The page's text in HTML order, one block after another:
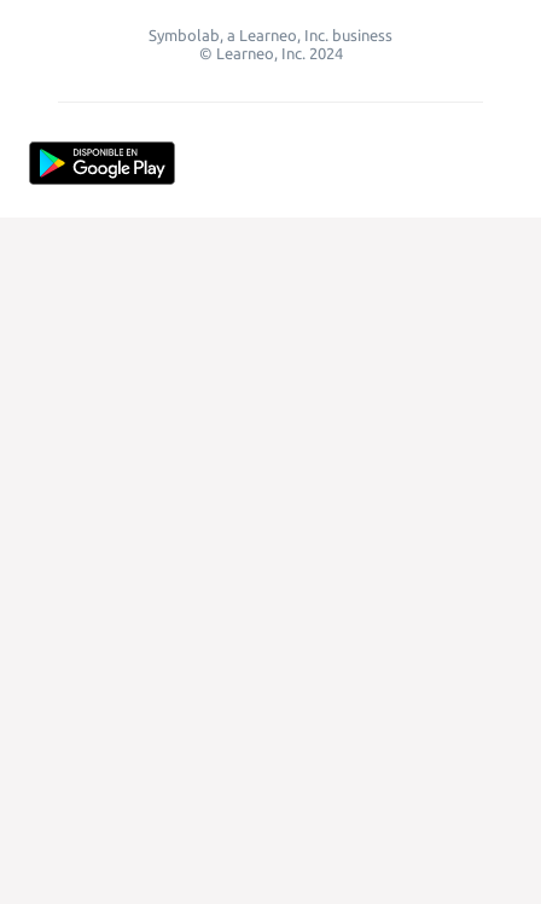
Symbolab, a Learneo, Inc. business
© Learneo, Inc. 2024